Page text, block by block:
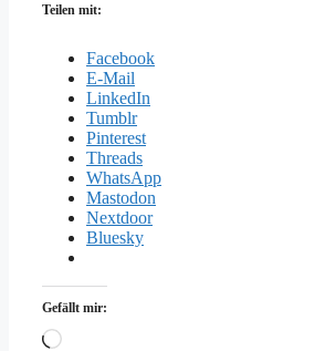
Teilen mit:
Facebook
E-Mail
LinkedIn
Tumblr
Pinterest
Threads
WhatsApp
Mastodon
Nextdoor
Bluesky
Gefällt mir:
Wird